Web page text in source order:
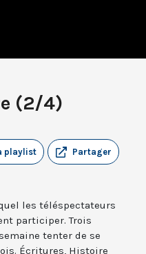
(2/4)
Partager
playlist
les téléspectateurs
participer. Trois
tenter de se
Écritures, Histoire